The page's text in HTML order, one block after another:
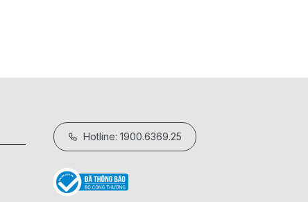
Hotline: 1900.6369.25